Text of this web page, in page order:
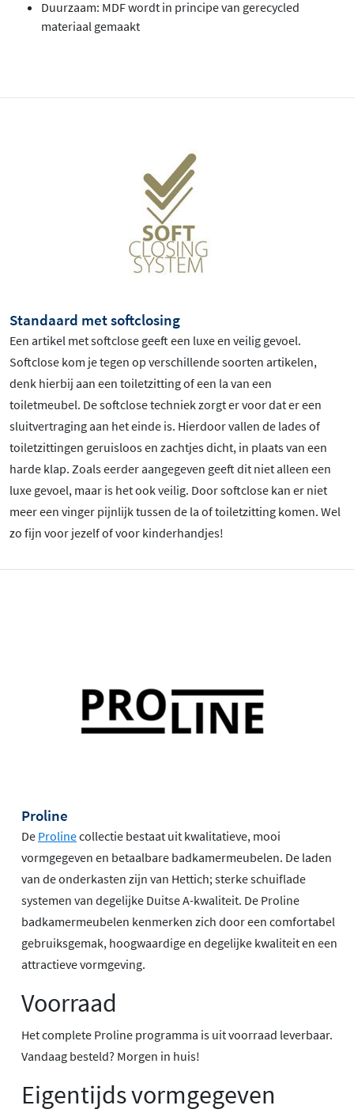
Duurzaam: MDF wordt in principe van gerecycled
materiaal gemaakt
Standaard met softclosing
Een artikel met softclose geeft een luxe en veilig gevoel.
Softclose kom je tegen op verschillende soorten artikelen,
denk hierbij aan een toiletzitting of een la van een
toiletmeubel. De softclose techniek zorgt er voor dat er een
sluitvertraging aan het einde is. Hierdoor vallen de lades of
toiletzittingen geruisloos en zachtjes dicht, in plaats van een
harde klap. Zoals eerder aangegeven geeft dit niet alleen een
luxe gevoel, maar is het ook veilig. Door softclose kan er niet
meer een vinger pijnlijk tussen de la of toiletzitting komen. Wel
zo fijn voor jezelf of voor kinderhandjes!
Proline
De Prolinecollectie bestaat uit kwalitatieve, mooi
vormgegeven en betaalbare badkamermeubelen. De laden
van de onderkasten zijn van Hettich; sterke schuiflade
systemen van degelijke Duitse A-kwaliteit. De Proline
badkamermeubelen kenmerken zich door een comfortabel
gebruiksgemak, hoogwaardige en degelijke kwaliteit en een
attractieve vormgeving.
Voorraad
Het complete Proline programma is uit voorraad leverbaar.
Vandaag besteld? Morgen in huis!
Eigentijds vormgegeven